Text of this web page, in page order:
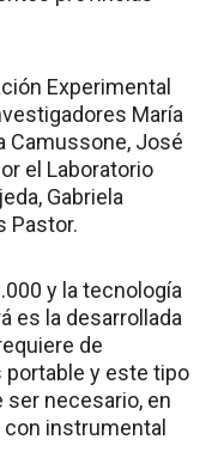
Experimental
María
Camussone, José
el Laboratorio
Gabriela
Pastor.
y la tecnología
es la desarrollada
de
portable y este tipo
ser necesario, en
instrumental